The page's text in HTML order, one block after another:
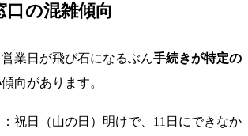
口の混雑傾向
業日が飛び石になるぶん手続きが特定の
傾向があります。
：祝日（山の日）明けで、11日にできなか